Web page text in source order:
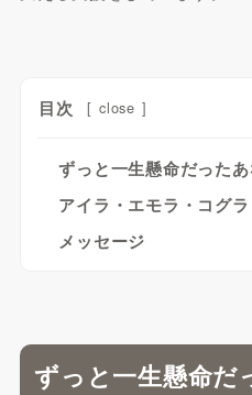
目次 [ close ]
ずっと一生懸命だった
アイラ・エモラ・コグラ
メッセージ
ずっと一生懸命だ